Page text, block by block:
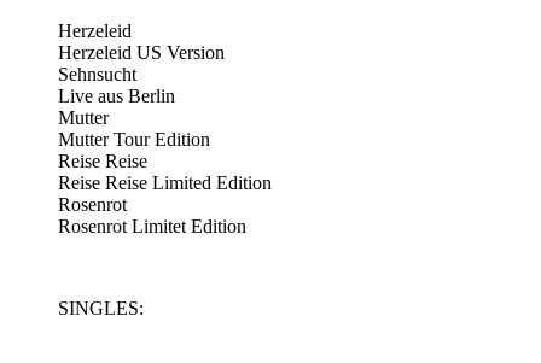
Herzeleid
Herzeleid US Version
Sehnsucht
Live aus Berlin
Mutter
Mutter Tour Edition
Reise Reise
Reise Reise Limited Edition
Rosenrot
Rosenrot Limitet Edition
SINGLES: